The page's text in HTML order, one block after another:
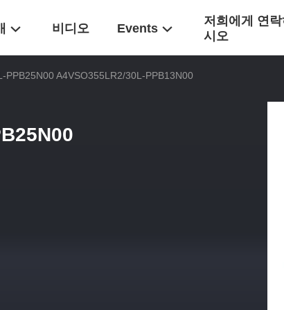
비디오 Events
저희에게 연
시오
PPB25N00 A4VSO355LR2/30L-PPB13N00